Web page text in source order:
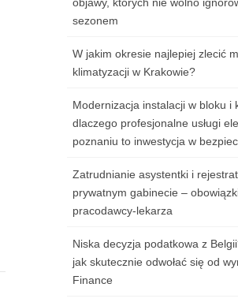
sezonem
W jakim okresie najlepiej zlecić
klimatyzacji w Krakowie?
Modernizacja instalacji w bloku i
dlaczego profesjonalne usługi
poznaniu to inwestycja w
Zatrudnianie asystentki i
prywatnym gabinecie –
pracodawcy-lekarza
Niska decyzja podatkowa z
jak skutecznie odwołać się od
Finance